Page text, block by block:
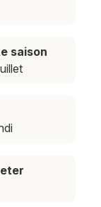
saison